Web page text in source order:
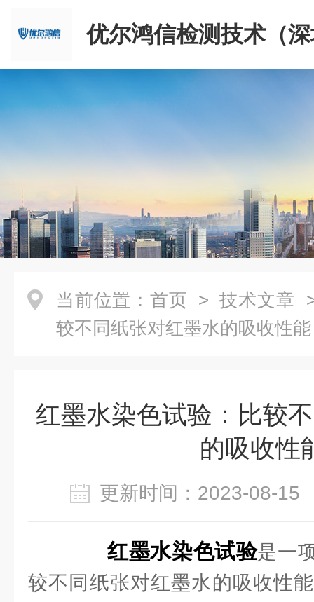
优尔鸿信检测技术（
限公司
当前位置： 首页 > 技术文章
较不同纸张对红墨水的吸收性能
红墨水染色试验：比较
的吸收性
更新时间：2023-08-
红墨水染色试验是一
较不同纸张对红墨水的吸收性